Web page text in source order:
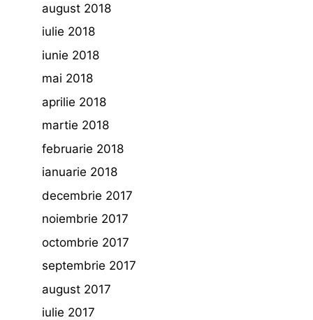
august 2018
iulie 2018
iunie 2018
mai 2018
aprilie 2018
martie 2018
februarie 2018
ianuarie 2018
decembrie 2017
noiembrie 2017
octombrie 2017
septembrie 2017
august 2017
iulie 2017